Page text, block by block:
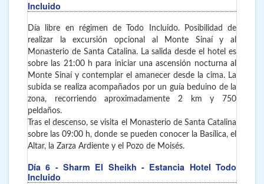
Incluido
Día libre en régimen de Todo Incluido. Posibilidad de
realizar la excursión opcional al Monte Sinaí y al
Monasterio de Santa Catalina. La salida desde el hotel es
sobre las 21:00 h para iniciar una ascensión nocturna al
Monte Sinaí y contemplar el amanecer desde la cima. La
subida se realiza acompañados por un guía beduino de la
zona, recorriendo aproximadamente 2 km y 750
peldaños.
Tras el descenso, se visita el Monasterio de Santa Catalina
sobre las 09:00 h, donde se pueden conocer la Basílica, el
Altar, la Zarza Ardiente y el Pozo de Moisés.
Día 6 - Sharm El Sheikh- Estancia Hotel Todo
Incluido